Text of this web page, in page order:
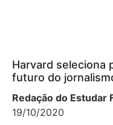
Harvard seleciona
futuro do
Redação do Estudar
19/10/2020